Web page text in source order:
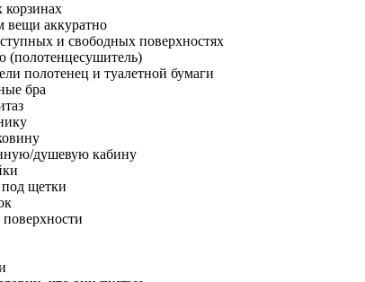
вещи аккуратно
и свободных поверхностях
(полотенцесушитель)
полотенец и туалетной бумаги
бра
душевую кабину
щетки